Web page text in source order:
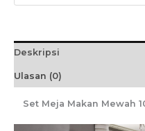
Deskripsi
Ulasan (0)
Set Meja Makan Mewah